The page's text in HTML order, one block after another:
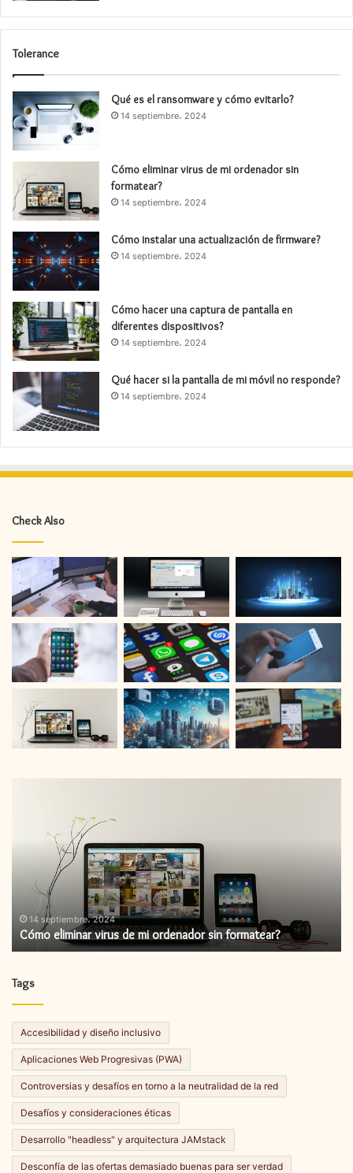
Tolerance
Qué es el ransomware y cómo evitarlo?
14 septiembre، 2024
Cómo eliminar virus de mi ordenador sin
formatear?
14 septiembre، 2024
Cómo instalar una actualización de firmware?
14 septiembre، 2024
Cómo hacer una captura de pantalla en
diferentes dispositivos?
14 septiembre، 2024
Qué hacer si la pantalla de mi móvil no responde?
14 septiembre، 2024
Check Also
ordenador
formatear?
14 septiembre، 2024
Cómo eliminar virus de mi ordenador sin formatear?
Tags
Accesibilidad y diseño inclusivo
Aplicaciones Web Progresivas (PWA)
Controversias y desafíos en torno a la neutralidad de la red
Desafíos y consideraciones éticas
Desarrollo "headless" y arquitectura JAMstack
Desconfía de las ofertas demasiado buenas para ser verdad